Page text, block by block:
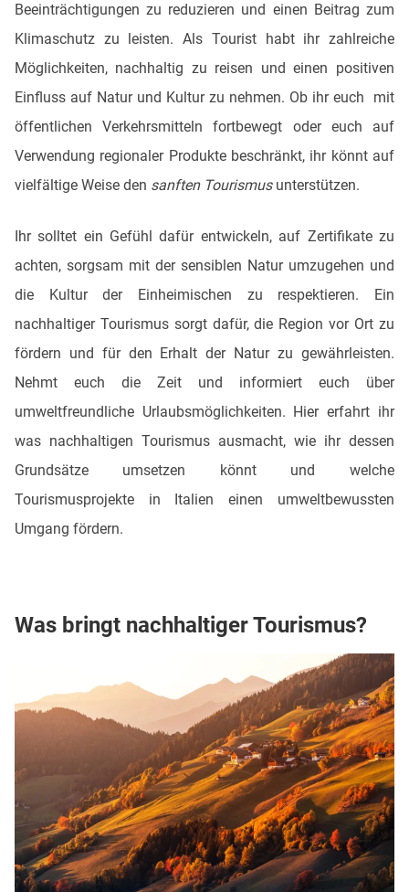
Beeinträchtigungen zu reduzieren und einen Beitrag zum
Klimaschutz zu leisten. Als Tourist habt ihr zahlreiche
Möglichkeiten, nachhaltig zu reisen und einen positiven
Einfluss auf Natur und Kultur zu nehmen. Ob ihr euch mit
öffentlichen Verkehrsmitteln fortbewegt oder euch auf
Verwendung regionaler Produkte beschränkt, ihr könnt auf
vielfältige Weise den sanften Tourismus unterstützen.
Ihr solltet ein Gefühl dafür entwickeln, auf Zertifikate zu
achten, sorgsam mit der sensiblen Natur umzugehen und
die Kultur der Einheimischen zu respektieren. Ein
nachhaltiger Tourismus sorgt dafür, die Region vor Ort zu
fördern und für den Erhalt der Natur zu gewährleisten.
Nehmt euch die Zeit und informiert euch über
umweltfreundliche Urlaubsmöglichkeiten. Hier erfahrt ihr
was nachhaltigen Tourismus ausmacht, wie ihr dessen
Grundsätze umsetzen könnt und welche
Tourismusprojekte in Italien einen umweltbewussten
Umgang fördern.
Was bringt nachhaltiger Tourismus?